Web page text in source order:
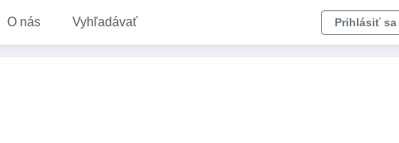
O nás Vyhľadávať Prihlásiť sa